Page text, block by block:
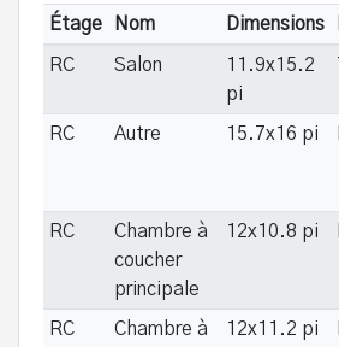
Étage Nom Dimensions
RC Salon
11.9x15.2
pi
RC Autre 15.7x16 pi
RC
Chambre à
coucher
principale
12x10.8 pi
RC
Chambre à
12x11.2 pi